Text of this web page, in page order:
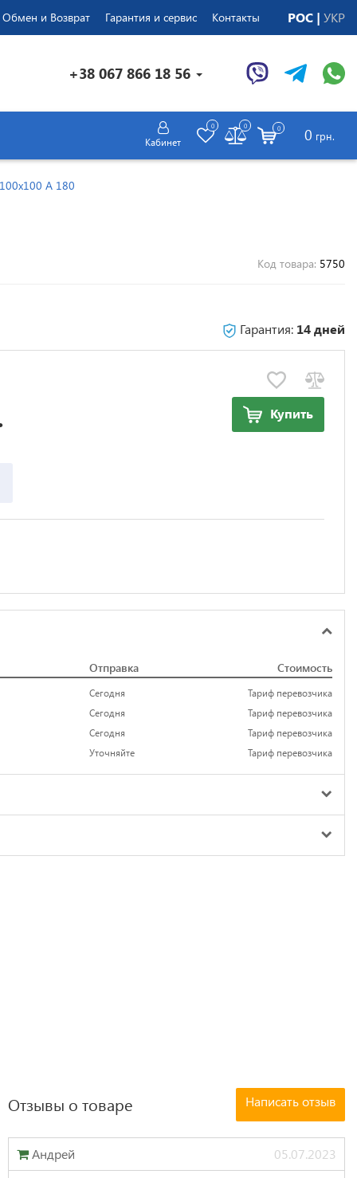
Обмен и Возврат Гарантия и сервис Контакты РОС УКР
+38 067 866 18 56
Кабинет
0 0 0 0 грн.
A 180
Код товара: 5750
Гарантия: 14 дней
Купить
Отправка Стоимость
Сегодня
Тариф перевозчика
Сегодня
Тариф перевозчика
Сегодня
Тариф перевозчика
Уточняйте
Тариф перевозчика
Отзывы о товаре Написать отзыв
Андрей 05.07.2023